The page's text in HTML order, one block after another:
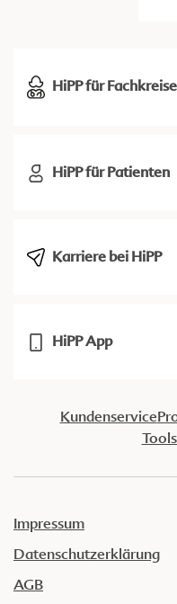
HiPP für Fachkreise
HiPP für Patienten
Karriere bei HiPP
HiPP App
Kundenservice
Impressum
Datenschutzerklärung
AGB